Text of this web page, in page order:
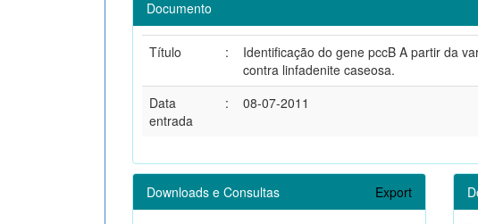
Documento
Título :
Identificação do gene pccB A partir da
contra linfadenite caseosa.
Data
entrada
: 08-07-2011
Downloads e Consultas Export